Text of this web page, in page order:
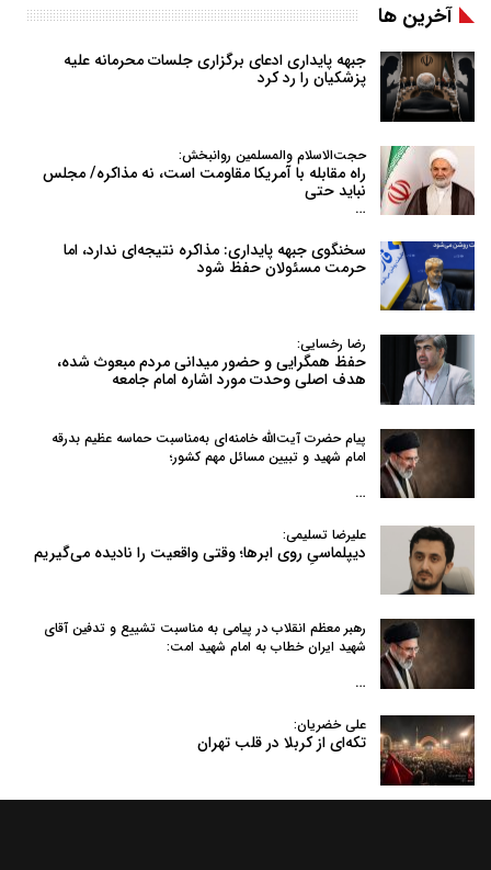
آخرین ها
جبهه پایداری ادعای برگزاری جلسات محرمانه علیه
پزشکیان را رد کرد
حجت‌الاسلام والمسلمین روانبخش:
راه مقابله با آمریکا مقاومت است، نه مذاکره/ مجلس
نباید حتی
…
سخنگوی جبهه پایداری: مذاکره نتیجه‌ای ندارد، اما
حرمت مسئولان حفظ شود
رضا رخسایی:
حفظ همگرایی و حضور میدانی مردم مبعوث شده،
هدف اصلی وحدت مورد اشاره امام جامعه
پیام حضرت آیت‌الله خامنه‌ای به‌مناسبت حماسه عظیم بدرقه
امام شهید و تبیین مسائل مهم کشور؛
…
علیرضا تسلیمی:
دیپلماسیِ روی ابرها؛ وقتی واقعیت را نادیده می‌گیریم
رهبر معظم انقلاب در پیامی به‌ مناسبت تشییع و تدفین آقای
شهید ایران خطاب به امام شهید امت:
…
علی خضریان:
تکه‌ای از کربلا در قلب تهران